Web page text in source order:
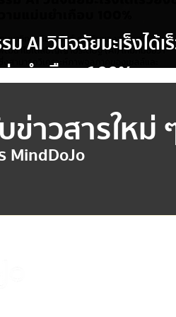
AI วินิจฉัยมะเร็งได้เ
นยำเกือบ 100%
าวสารใหม่
MindDoJo